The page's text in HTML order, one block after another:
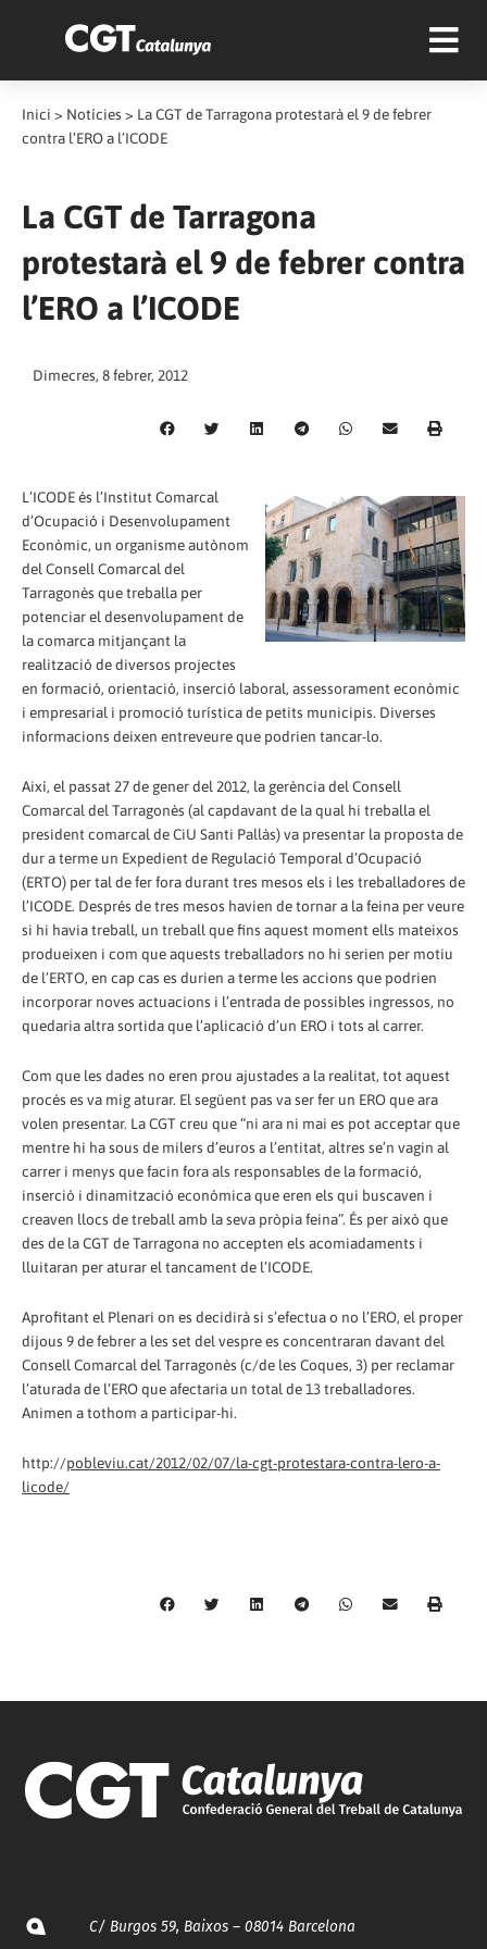
Inici > Notícies > La CGT de Tarragona protestarà el 9 de febrer
contra l’ERO a l’ICODE
La CGT de Tarragona
protestarà el 9 de febrer contra
l’ERO a l’ICODE
Dimecres, 8 febrer, 2012
L’ICODE és l’Institut Comarcal
d’Ocupació i Desenvolupament
Econòmic, un organisme autònom
del Consell Comarcal del
Tarragonès que treballa per
potenciar el desenvolupament de
la comarca mitjançant la
realització de diversos projectes
en formació, orientació, inserció laboral, assessorament econòmic
i empresarial i promoció turística de petits municipis. Diverses
informacions deixen entreveure que podrien tancar-lo.
Així, el passat 27 de gener del 2012, la gerència del Consell
Comarcal del Tarragonès (al capdavant de la qual hi treballa el
president comarcal de CiU Santi Pallàs) va presentar la proposta de
dur a terme un Expedient de Regulació Temporal d’Ocupació
(ERTO) per tal de fer fora durant tres mesos els i les treballadores de
l’ICODE. Després de tres mesos havien de tornar a la feina per veure
si hi havia treball, un treball que fins aquest moment ells mateixos
produeixen i com que aquests treballadors no hi serien per motiu
de l’ERTO, en cap cas es durien a terme les accions que podrien
incorporar noves actuacions i l’entrada de possibles ingressos, no
quedaria altra sortida que l’aplicació d’un ERO i tots al carrer.
Com que les dades no eren prou ajustades a la realitat, tot aquest
procés es va mig aturar. El següent pas va ser fer un ERO que ara
volen presentar. La CGT creu que “ni ara ni mai es pot acceptar que
mentre hi ha sous de milers d’euros a l’entitat, altres se’n vagin al
carrer i menys que facin fora als responsables de la formació,
inserció i dinamització econòmica que eren els qui buscaven i
creaven llocs de treball amb la seva pròpia feina”. És per això que
des de la CGT de Tarragona no accepten els acomiadaments i
lluitaran per aturar el tancament de l’ICODE.
Aprofitant el Plenari on es decidirà si s’efectua o no l’ERO, el proper
dijous 9 de febrer a les set del vespre es concentraran davant del
Consell Comarcal del Tarragonès (c/de les Coques, 3) per reclamar
l’aturada de l’ERO que afectaria un total de 13 treballadores.
Animen a tothom a participar-hi.
http://pobleviu.cat/2012/02/07/la-cgt-protestara-contra-lero-a-
licode/
C/ Burgos 59, Baixos – 08014 Barcelona